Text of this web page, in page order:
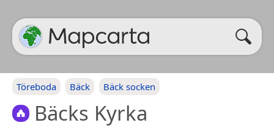
Töreboda Bäck Bäck socken
Bäcks Kyrka